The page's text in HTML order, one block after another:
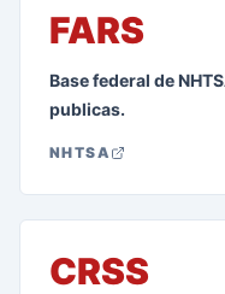
FARS
Base federal de
publicas.
NHTSA
CRSS